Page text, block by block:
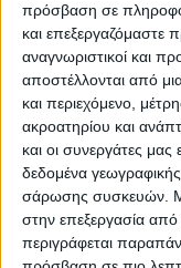
πρόσβαση σε
και επεξεργαζόμαστε
αναγνωριστικοί και
αποστέλλονται από
και περιεχόμενο,
ακροατηρίου και
και οι συνεργάτες μας
δεδομένα
σάρωσης συσκευών.
στην επεξεργασία
περιγράφεται